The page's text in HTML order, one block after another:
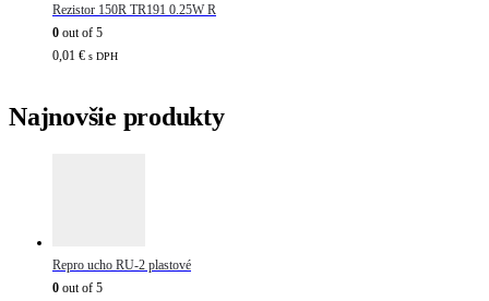
Rezistor 150R TR191 0.25W R
0 out of 5
0,01 € s DPH
Najnovšie produkty
Repro ucho RU-2 plastové
0 out of 5